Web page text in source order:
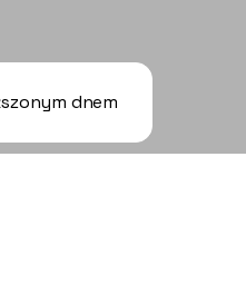
dnem